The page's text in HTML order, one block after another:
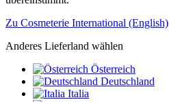
Zu Cosmeterie International (English)
Anderes Lieferland wählen
Österreich
Deutschland
Italia